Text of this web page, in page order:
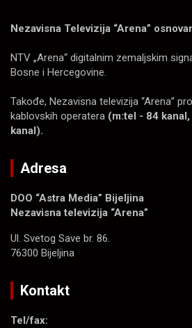
Nezavisna Televizija “Arena”
NTV „Arena“ digitalnim zemaljskim
Bosne i Hercegovine.
Takođe, Nezavisna televizija “Arena”
kablovskih operatera (m:tel - 84
kanal).
Adresa
DOO “Astra Media” Bijeljina
Nezavisna televizija “Arena”
Ul. Svetog Save br. 86.
76300 Bijeljina
Kontakt
Tel/fax: